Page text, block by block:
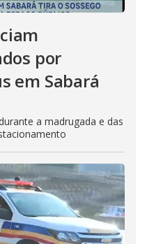
por
em Sabará
a madrugada e das